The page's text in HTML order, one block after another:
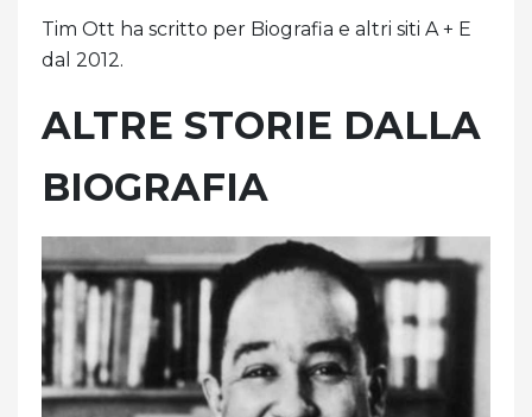
Tim Ott ha scritto per Biografia e altri siti A + E
dal 2012.
ALTRE STORIE DALLA
BIOGRAFIA